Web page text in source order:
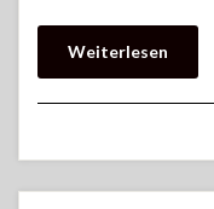
Weiterlesen